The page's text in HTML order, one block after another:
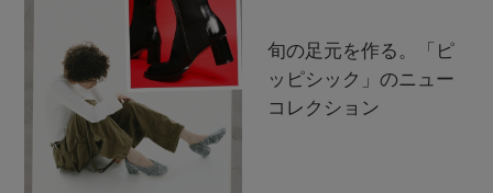
旬の足元を作る。「ピ
ッピシック」のニュー
コレクション